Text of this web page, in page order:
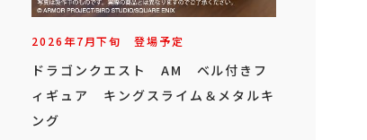
2026年7月下旬 登場予定
ドラゴンクエスト AM ベル付きフ
ィギュア キングスライム＆メタルキ
ング